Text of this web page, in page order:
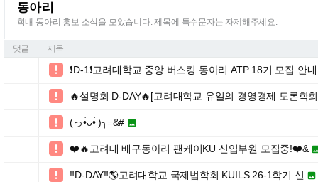
동아리
학내 동아리 홍보 소식을 모았습니다. 제목에 특수문자는 자제해주세요.
댓글 제목
 ❗️D-1❗️고려대학교 중앙 버스킹 동아리 ATP 18기 모집 안내
 🔥설명회 D-DAY🔥[고려대학교 유일의 경영경제 토론학
 (っ•̀ᴗ•́ )╮=͟͟͞͞&# 
 ❤️🔥고려대 배구동아리 팬케이KU 신입부원 모집중!❤️&
 ‼️D-DAY‼️🌎고려대학교 국제법학회 KUILS 26-1학기 신 